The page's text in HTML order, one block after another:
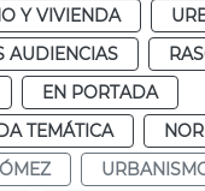
Y VIVIENDA
AUDIENCIAS
EN PORTADA
TEMÁTICA